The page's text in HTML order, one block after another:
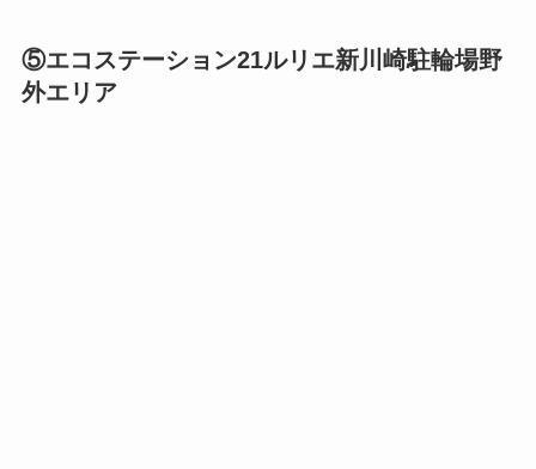
⑤エコステーション21ルリエ新川崎駐輪場野
外エリア